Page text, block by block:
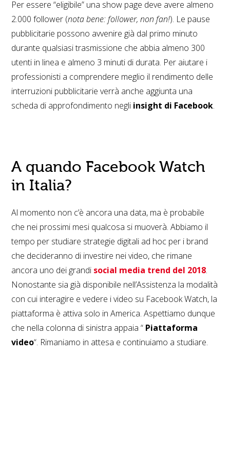
Per essere “eligibile” una show page deve avere almeno
2.000 follower (nota bene: follower, non fan!). Le pause
pubblicitarie possono avvenire già dal primo minuto
durante qualsiasi trasmissione che abbia almeno 300
utenti in linea e almeno 3 minuti di durata. Per aiutare i
professionisti a comprendere meglio il rendimento delle
interruzioni pubblicitarie verrà anche aggiunta una
scheda di approfondimento negli insight di Facebook.
A quando Facebook Watch
in Italia?
Al momento non c’è ancora una data, ma è probabile
che nei prossimi mesi qualcosa si muoverà. Abbiamo il
tempo per studiare strategie digitali ad hoc per i brand
che decideranno di investire nei video, che rimane
ancora uno dei grandi social media trend del 2018.
Nonostante sia già disponibile nell’Assistenza la modalità
con cui interagire e vedere i video su Facebook Watch, la
piattaforma è attiva solo in America. Aspettiamo dunque
che nella colonna di sinistra appaia “ Piattaforma
video“. Rimaniamo in attesa e continuiamo a studiare.